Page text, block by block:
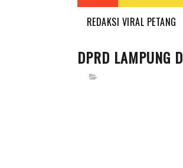
REDAKSI VIRAL PETANG
DPRD LAMPUNG